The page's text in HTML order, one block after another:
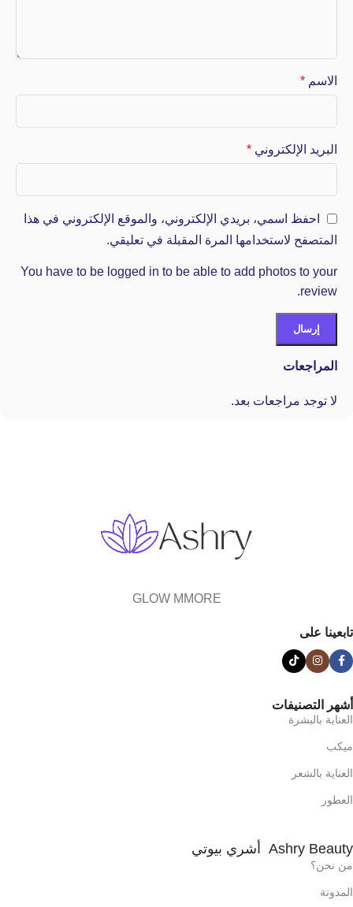
المراجعات
لا توجد مراجعات بعد.
الاسم *
البريد الإلكتروني *
احفظ اسمي، بريدي الإلكتروني، والموقع الإلكتروني في هذا
المتصفح لاستخدامها المرة المقبلة في تعليقي.
You have to be logged in to be able to add photos to your
review.
GLOW MMORE
تابعينا على
أشهر التصنيفات
العناية بالبشرة
ميكب
العناية بالشعر
العطور
Ashry Beauty أشري بيوتي
من نحن؟
المدونة